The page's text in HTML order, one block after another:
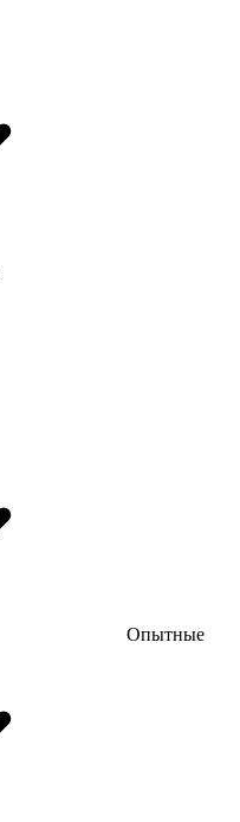
Опытные